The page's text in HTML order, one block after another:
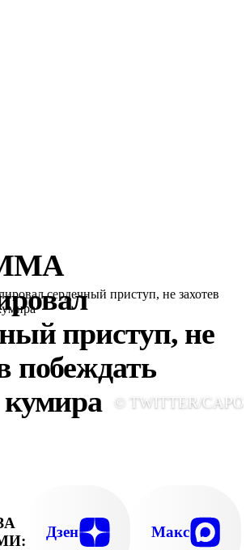
приступ, не
побеждать
кумира
© TWITTER/
Дзен Макс